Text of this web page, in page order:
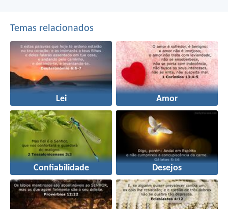
Temas relacionados
Lei Amor
Confiabilidade Desejos